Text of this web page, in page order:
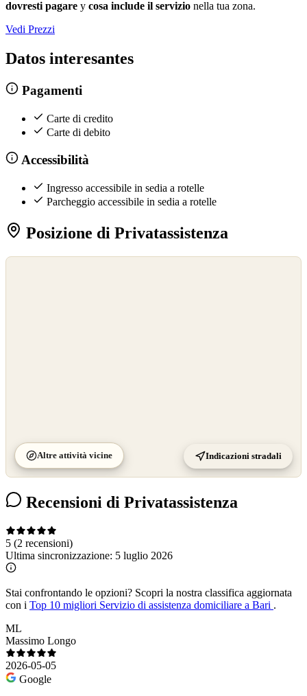
dovresti pagare y cosa include il servizio nella tua zona.
Vedi Prezzi
Datos interesantes
Pagamenti
Carte di credito
Carte di debito
Accessibilità
Ingresso accessibile in sedia a rotelle
Parcheggio accessibile in sedia a rotelle
Posizione di Privatassistenza
Altre attività vicine Indicazioni stradali
Recensioni di Privatassistenza
5 (2 recensioni)
Ultima sincronizzazione: 5 luglio 2026
Stai confrontando le opzioni? Scopri la nostra classifica aggiornata
con i Top 10 migliori Servizio di assistenza domiciliare a Bari .
ML
Massimo Longo
2026-05-05
Google